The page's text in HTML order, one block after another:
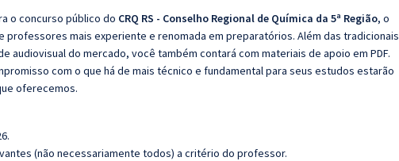
o concurso público do CRQ RS - Conselho Regional de Química da 5ª Região, o
professores mais experiente e renomada em preparatórios. Além das tradicionais
audiovisual do mercado, você também contará com materiais de apoio em PDF.
com o que há de mais técnico e fundamental para seus estudos estarão
oferecemos.
(não necessariamente todos) a critério do professor.